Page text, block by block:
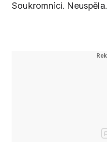
Soukromníci. Neuspěla.